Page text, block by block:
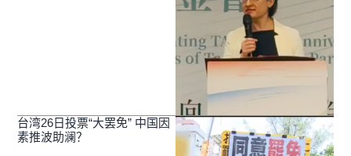
台湾26日投票“大罢免” 中国因
素推波助澜？